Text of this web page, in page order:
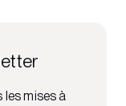
les mises à